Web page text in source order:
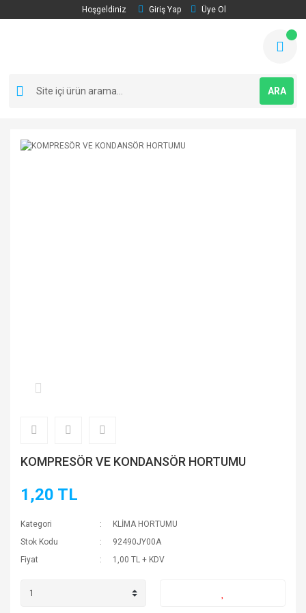
Hoşgeldiniz Giriş Yap Üye Ol
ARA
KOMPRESÖR VE KONDANSÖR HORTUMU
1,20 TL
Kategori
KLİMA HORTUMU
Stok Kodu
92490JY00A
Fiyat
1,00 TL + KDV